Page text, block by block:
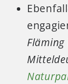
Fläming